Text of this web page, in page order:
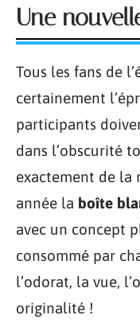
Une
Tous les fans de
certainement
participants
dans l’obscurité
exactement de la
année la boîte
avec un concept
consommé par
l’odorat, la vue,
originalité !